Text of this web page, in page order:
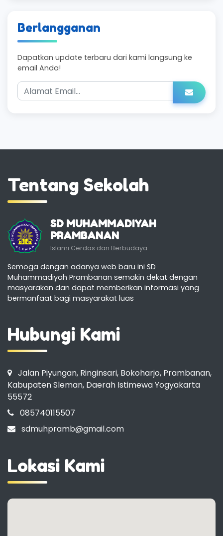
Berlangganan
Dapatkan update terbaru dari kami langsung ke
email Anda!
Tentang Sekolah
SD MUHAMMADIYAH
PRAMBANAN
Islami Cerdas dan Berbudaya
Semoga dengan adanya web baru ini SD
Muhammadiyah Prambanan semakin dekat dengan
masyarakan dan dapat memberikan informasi yang
bermanfaat bagi masyarakat luas
Hubungi Kami
Jalan Piyungan, Ringinsari, Bokoharjo, Prambanan,
Kabupaten Sleman, Daerah Istimewa Yogyakarta
55572
085740115507
sdmuhpramb@gmail.com
Lokasi Kami